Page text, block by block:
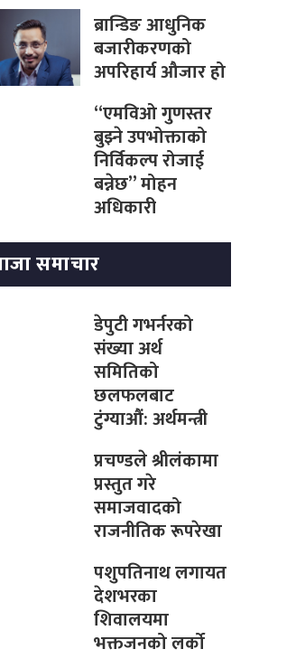
ब्रान्डिङ आधुनिक
बजारीकरणको
अपरिहार्य औजार हो
“एमविओ गुणस्तर
बुझ्ने उपभोक्ताको
निर्विकल्प रोजाई
बन्नेछ” मोहन
अधिकारी
समाचार
डेपुटी गभर्नरको
संख्या अर्थ
समितिको
छलफलबाट
टुंग्याऔं: अर्थमन्त्री
प्रचण्डले श्रीलंकामा
प्रस्तुत गरे
समाजवादको
राजनीतिक रूपरेखा
पशुपतिनाथ लगायत
देशभरका
शिवालयमा
भक्तजनको लर्को